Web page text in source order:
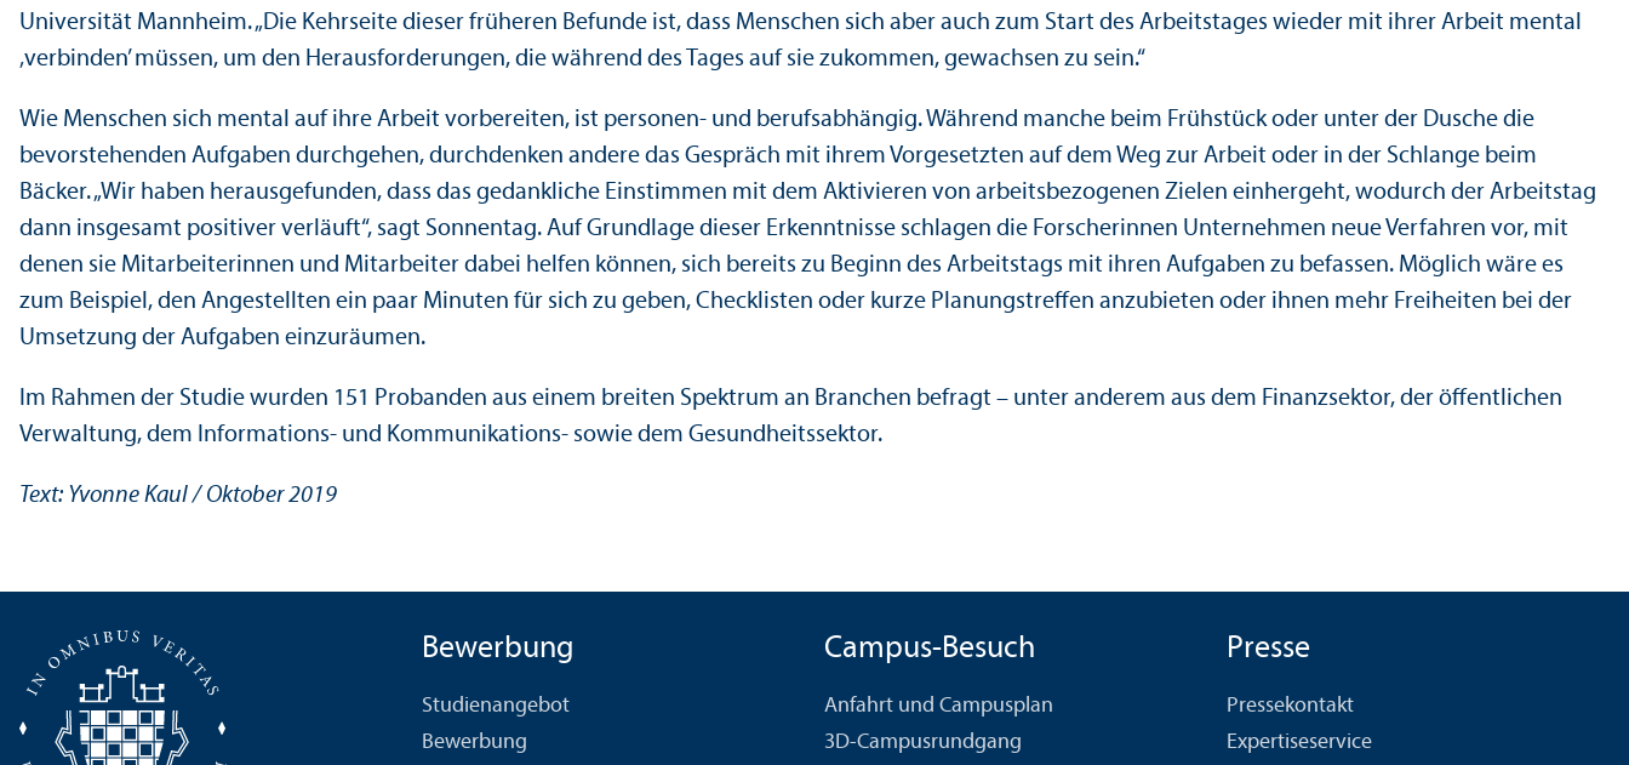
Universität Mannheim. „Die Kehrseite dieser früheren Befunde ist, dass Menschen sich aber auch zum Start des Arbeits­tages wieder mit ihrer Arbeit mental
‚verbinden’ müssen, um den Herausforderungen, die während des Tages auf sie zukommen, gewachsen zu sein.“
Wie Menschen sich mental auf ihre Arbeit vorbereiten, ist personen- und berufsabhängig. Während manche beim Frühstück oder unter der Dusche die
bevorstehenden Aufgaben durchgehen, durchdenken andere das Gespräch mit ihrem Vorgesetzten auf dem Weg zur Arbeit oder in der Schlange beim
Bäcker. „Wir haben herausgefunden, dass das gedankliche Einstimmen mit dem Aktivieren von arbeits­bezogenen Zielen einhergeht, wodurch der Arbeits­tag
dann insgesamt positiver verläuft“, sagt Sonnentag. Auf Grundlage dieser Er­kenntnisse schlagen die Forscherinnen Unter­nehmen neue Verfahren vor, mit
denen sie Mitarbeiterinnen und Mitarbeiter dabei helfen können, sich bereits zu Beginn des Arbeits­tags mit ihren Aufgaben zu befassen. Möglich wäre es
zum Beispiel, den Angestellten ein paar Minuten für sich zu geben, Checklisten oder kurze Planungs­treffen anzubieten oder ihnen mehr Freiheiten bei der
Umsetzung der Aufgaben einzuräumen.
Im Rahmen der Studie wurden 151 Probanden aus einem breiten Spektrum an Branchen befragt – unter anderem aus dem Finanz­sektor, der öffentlichen
Verwaltung, dem Informations- und Kommunikations- sowie dem Gesundheits­sektor.
Text: Yvonne Kaul/ Oktober 2019
Bewerbung
Studien­angebot
Bewerbung
Campus-Besuch
Anfahrt und Campusplan
3D-Campusrundgang
Presse
Pressekontakt
Expertiseservice